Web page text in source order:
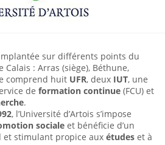
sur différents points du
: Arras (siège), Béthune,
comprend huit UFR, deux IUT, une
de formation continue (FCU) et
.
, l’Université d’Artois s’impose
sociale et bénéficie d’un
et stimulant propice aux études et à